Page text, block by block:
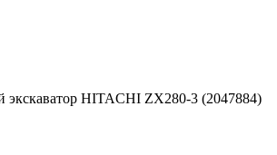
экскаватор HITACHI ZX280-3 (2047884)